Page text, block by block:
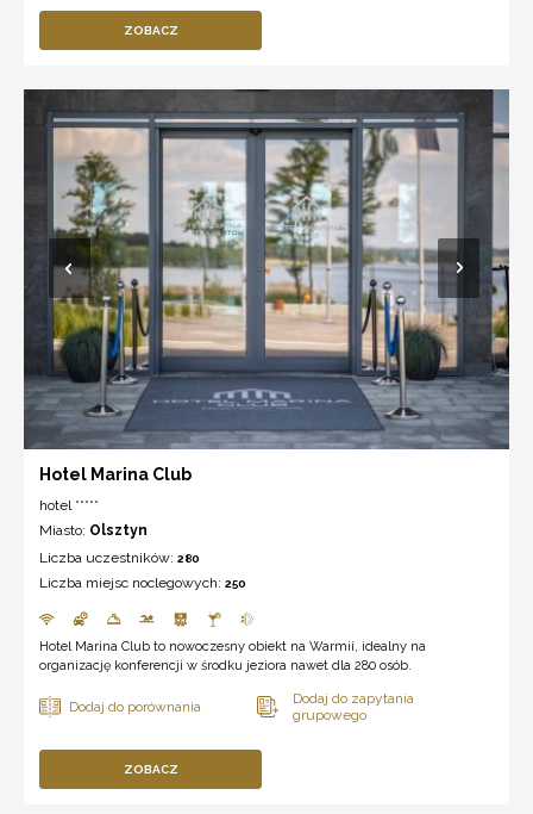
ZOBACZ
Hotel Marina Club
hotel *****
Miasto: Olsztyn
Liczba uczestników: 280
Liczba miejsc noclegowych: 250
Hotel Marina Club to nowoczesny obiekt na Warmii, idealny na
organizację konferencji w środku jeziora nawet dla 280 osób.
ZOBACZ